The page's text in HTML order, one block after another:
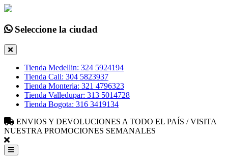
Seleccione la ciudad
Tienda Medellin: 324 5924194
Tienda Cali: 304 5823937
Tienda Monteria: 321 4796323
Tienda Valledupar: 313 5014728
Tienda Bogota: 316 3419134
ENVIOS Y DEVOLUCIONES A TODO EL PAÍS / VISITA
NUESTRA PROMOCIONES SEMANALES